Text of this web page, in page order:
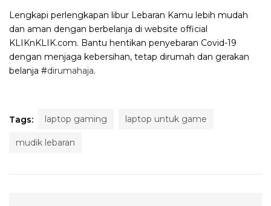
Lengkapi perlengkapan libur Lebaran Kamu lebih mudah
dan aman dengan berbelanja di website official
KLIKnKLIK.com. Bantu hentikan penyebaran Covid-19
dengan menjaga kebersihan, tetap dirumah dan gerakan
belanja #dirumahaja.
Tags: laptop gaming laptop untuk game
mudik lebaran